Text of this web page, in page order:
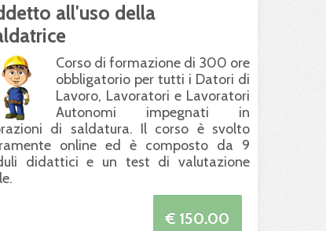
all'uso della
Corso di formazione di 300 ore
obbligatorio per tutti i Datori di
Lavoro, Lavoratori e Lavoratori
Autonomi impegnati in
di saldatura. Il corso è svolto
online ed è composto da 9
didattici e un test di valutazione
€ 150.00